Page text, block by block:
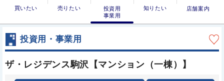
買いたい 売りたい
投資用・事業
用
知りたい 店舗案内
投資用・事業用
ザ・レジデンス駒沢【マンション（一棟）】